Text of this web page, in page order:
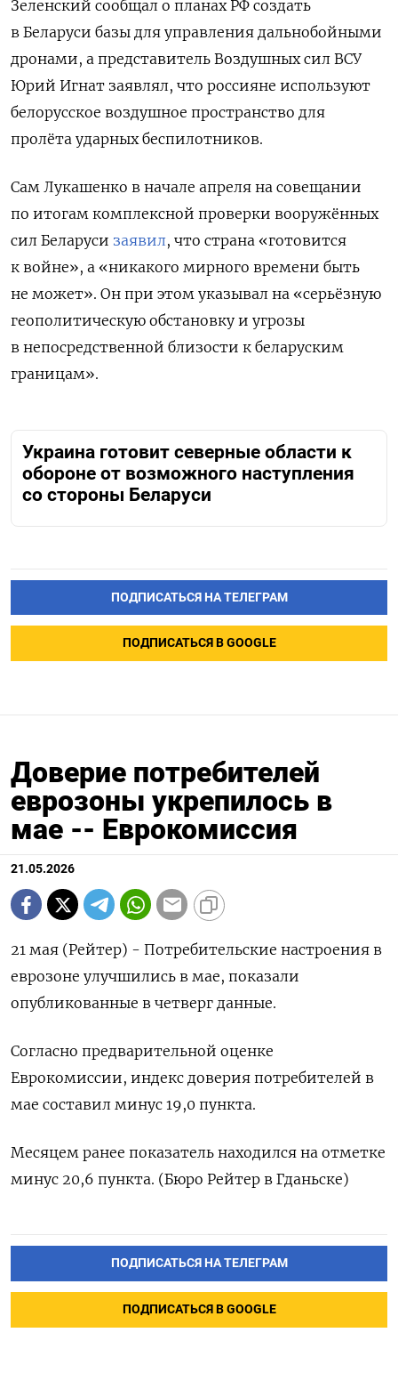
Зеленский сообщал о планах РФ создать
в Беларуси базы для управления дальнобойными
дронами, а представитель Воздушных сил ВСУ
Юрий Игнат заявлял, что россияне используют
белорусское воздушное пространство для
пролёта ударных беспилотников.
Сам Лукашенко в начале апреля на совещании
по итогам комплексной проверки вооружённых
сил Беларуси заявил, что страна «готовится
к войне», а «никакого мирного времени быть
не может». Он при этом указывал на «серьёзную
геополитическую обстановку и угрозы
в непосредственной близости к беларуским
границам».
Украина готовит северные области к
обороне от возможного наступления
со стороны Беларуси
ПОДПИСАТЬСЯ НА ТЕЛЕГРАМ
ПОДПИСАТЬСЯ В GOOGLE
Доверие потребителей
еврозоны укрепилось в
мае -- Еврокомиссия
21.05.2026
21 мая (Рейтер) - Потребительские ‌настроения ​в
еврозоне улучшились ​в ​мае, ⁠показали
‌опубликованные ‌в четверг ​данные.
Согласно ‌предварительной ​оценке
Еврокомиссии, ‌индекс доверия потребителей в ​
мае ​составил ‌минус ​19,0 пункта.
Месяцем ранее показатель ​находился ⁠на отметке
‌минус ‌20,6 пункта. (Бюро Рейтер ​в ‌Гданьске)
ПОДПИСАТЬСЯ НА ТЕЛЕГРАМ
ПОДПИСАТЬСЯ В GOOGLE